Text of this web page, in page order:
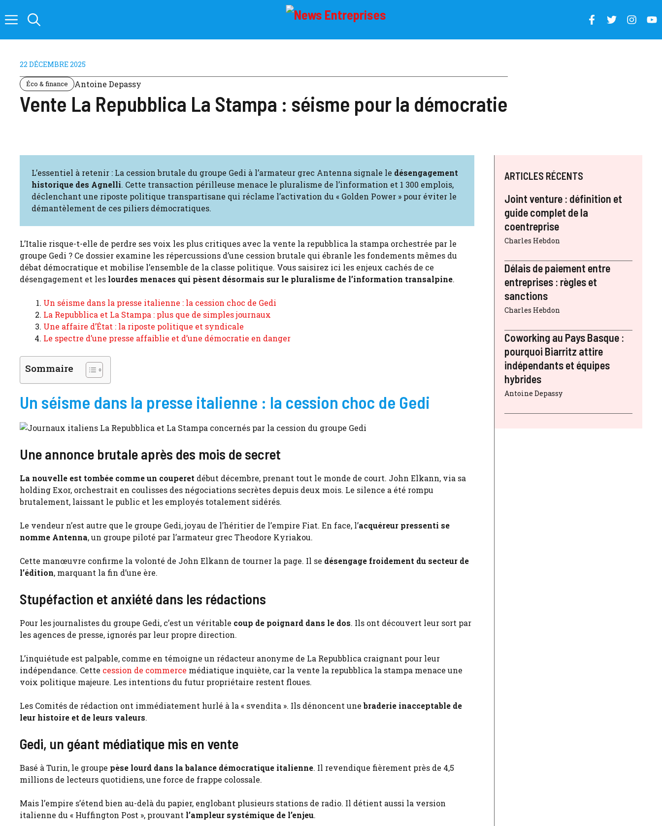
au
22 DÉCEMBRE 2025
Éco & finance Antoine Depassy
Vente La Repubblica La Stampa : séisme pour la démocratie
L’essentiel à retenir : La cession brutale du groupe Gedi à l’armateur grec Antenna signale le désengagement
historique des Agnelli. Cette transaction périlleuse menace le pluralisme de l’information et 1 300 emplois,
déclenchant une riposte politique transpartisane qui réclame l’activation du « Golden Power » pour éviter le
démantèlement de ces piliers démocratiques.
L’Italie risque-t-elle de perdre ses voix les plus critiques avec la vente la repubblica la stampa orchestrée par le
groupe Gedi ? Ce dossier examine les répercussions d’une cession brutale qui ébranle les fondements mêmes du
débat démocratique et mobilise l’ensemble de la classe politique. Vous saisirez ici les enjeux cachés de ce
désengagement et les lourdes menaces qui pèsent désormais sur le pluralisme de l’information transalpine.
Un séisme dans la presse italienne : la cession choc de Gedi
La Repubblica et La Stampa : plus que de simples journaux
Une affaire d’État : la riposte politique et syndicale
Le spectre d’une presse affaiblie et d’une démocratie en danger
Sommaire
Un séisme dans la presse italienne : la cession choc de Gedi
Une annonce brutale après des mois de secret
La nouvelle est tombée comme un couperet début décembre, prenant tout le monde de court. John Elkann, via sa
holding Exor, orchestrait en coulisses des négociations secrètes depuis deux mois. Le silence a été rompu
brutalement, laissant le public et les employés totalement sidérés.
Le vendeur n’est autre que le groupe Gedi, joyau de l’héritier de l’empire Fiat. En face, l’acquéreur pressenti se
nomme Antenna, un groupe piloté par l’armateur grec Theodore Kyriakou.
Cette manœuvre confirme la volonté de John Elkann de tourner la page. Il se désengage froidement du secteur de
l’édition, marquant la fin d’une ère.
Stupéfaction et anxiété dans les rédactions
Pour les journalistes du groupe Gedi, c’est un véritable coup de poignard dans le dos. Ils ont découvert leur sort par
les agences de presse, ignorés par leur propre direction.
L’inquiétude est palpable, comme en témoigne un rédacteur anonyme de La Repubblica craignant pour leur
indépendance. Cette cession de commerce médiatique inquiète, car la vente la repubblica la stampa menace une
voix politique majeure. Les intentions du futur propriétaire restent floues.
Les Comités de rédaction ont immédiatement hurlé à la « svendita ». Ils dénoncent unebraderie inacceptable de
leur histoire et de leurs valeurs.
Gedi, un géant médiatique mis en vente
Basé à Turin, le groupe pèse lourd dans la balance démocratique italienne. Il revendique fièrement près de 4,5
millions de lecteurs quotidiens, une force de frappe colossale.
Mais l’empire s’étend bien au-delà du papier, englobant plusieurs stations de radio. Il détient aussi la version
italienne du « Huffington Post », prouvant l’ampleur systémique de l’enjeu.
ARTICLES RÉCENTS
Joint venture : définition et
guide complet de la
coentreprise
Charles Hebdon
Délais de paiement entre
entreprises : règles et
sanctions
Charles Hebdon
Coworking au Pays Basque :
pourquoi Biarritz attire
indépendants et équipes
hybrides
Antoine Depassy